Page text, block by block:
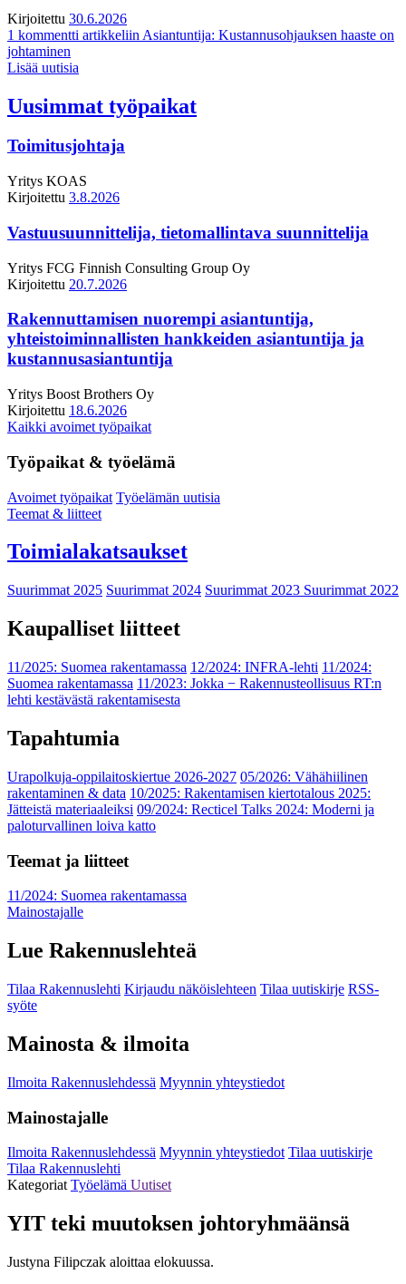
Kirjoitettu 30.6.2026
1 kommentti artikkeliin Asiantuntija: Kustannusohjauksen haaste on
johtaminen
Lisää uutisia
Uusimmat työpaikat
Toimitusjohtaja
Yritys KOAS
Kirjoitettu 3.8.2026
Vastuusuunnittelija, tietomallintava suunnittelija
Yritys FCG Finnish Consulting Group Oy
Kirjoitettu 20.7.2026
Rakennuttamisen nuorempi asiantuntija,
yhteistoiminnallisten hankkeiden asiantuntija ja
kustannusasiantuntija
Yritys Boost Brothers Oy
Kirjoitettu 18.6.2026
Kaikki avoimet työpaikat
Työpaikat & työelämä
Avoimet työpaikat Työelämän uutisia
Teemat & liitteet
Toimialakatsaukset
Suurimmat 2025 Suurimmat 2024 Suurimmat 2023 Suurimmat 2022
Kaupalliset liitteet
11/2025: Suomea rakentamassa 12/2024: INFRA-lehti 11/2024:
Suomea rakentamassa 11/2023: Jokka − Rakennusteollisuus RT:n
lehti kestävästä rakentamisesta
Tapahtumia
Urapolkuja-oppilaitoskiertue 2026-2027 05/2026: Vähähiilinen
rakentaminen & data 10/2025: Rakentamisen kiertotalous 2025:
Jätteistä materiaaleiksi 09/2024: Recticel Talks 2024: Moderni ja
paloturvallinen loiva katto
Teemat ja liitteet
11/2024: Suomea rakentamassa
Mainostajalle
Lue Rakennuslehteä
Tilaa Rakennuslehti Kirjaudu näköislehteen Tilaa uutiskirje RSS-
syöte
Mainosta & ilmoita
Ilmoita Rakennuslehdessä Myynnin yhteystiedot
Mainostajalle
Ilmoita Rakennuslehdessä Myynnin yhteystiedot Tilaa uutiskirje
Tilaa Rakennuslehti
KategoriatTyöelämä Uutiset
YIT teki muutoksen johtoryhmäänsä
Justyna Filipczak aloittaa elokuussa.